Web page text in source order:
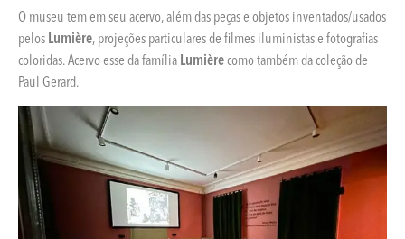
O museu tem em seu acervo, além das peças e objetos inventados/usados
pelos Lumière, projeções particulares de filmes iluministas e fotografias
coloridas. Acervo esse da família Lumièrecomo também da coleção de
Paul Gerard.